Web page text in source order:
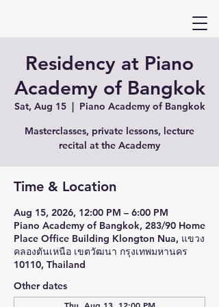
Residency at Piano
Academy of Bangkok
Sat, Aug 15
  |
Piano Academy of Bangkok
Masterclasses, private lessons, lecture
recital at the Academy
Time & Location
Aug 15, 2026, 12:00 PM – 6:00 PM
Piano Academy of Bangkok, 283/90 Home
Place Office Building Klongton Nua, แขวง
คลองตันเหนือ เขตวัฒนา กรุงเทพมหานคร
10110, Thailand
Other dates